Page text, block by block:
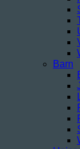
Barn